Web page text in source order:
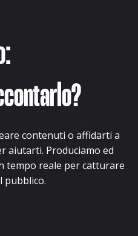
contenuti o affidarti a
aiutarti. Produciamo ed
tempo reale per catturare
pubblico.